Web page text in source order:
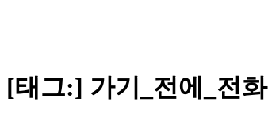
[태그:] 가기_전에_전화